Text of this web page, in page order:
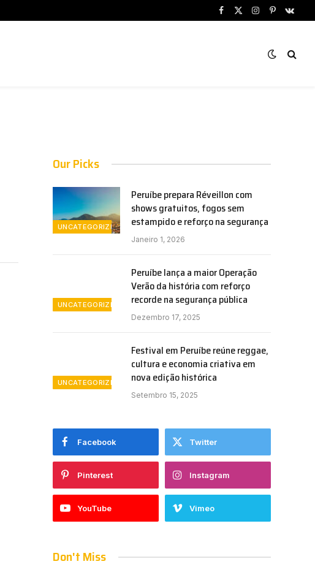
Facebook
X
Instagram
Pinterest
Our Picks
UNCATEGORIZED
Peruíbe prepara Réveillon com
shows gratuitos, fogos sem
estampido e reforço na segurança
Janeiro 1, 2026
UNCATEGORIZED
Peruíbe lança a maior Operação
Verão da história com reforço
recorde na segurança pública
Dezembro 17, 2025
UNCATEGORIZED
Festival em Peruíbe reúne reggae,
cultura e economia criativa em
nova edição histórica
Setembro 15, 2025
Facebook Twitter
Pinterest Instagram
YouTube Vimeo
Don't Miss